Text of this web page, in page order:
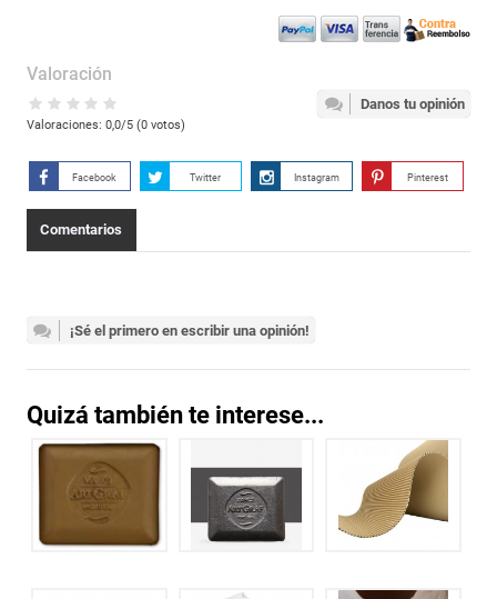
Danos tu opinión
Valoración
Valoraciones: 0,0/5 (0votos)
Facebook Twitter Instagram Pinterest
Comentarios
¡Sé el primero en escribir una opinión!
Quizá también te interese...